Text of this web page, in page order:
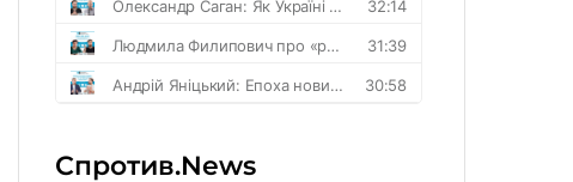
Спротив.News